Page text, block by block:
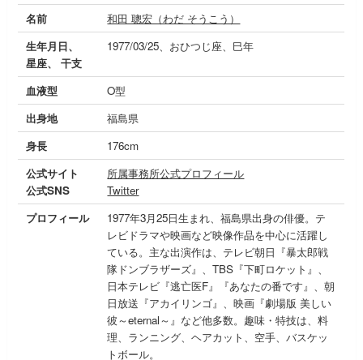
名前
和田 聰宏（わだ そうこう）
生年月日、
星座、 干支
1977/03/25、おひつじ座、巳年
血液型
O型
出身地
福島県
身長
176cm
公式サイト
公式SNS
所属事務所公式プロフィール
Twitter
プロフィール
1977年3月25日生まれ、福島県出身の俳優。テ
レビドラマや映画など映像作品を中心に活躍し
ている。主な出演作は、テレビ朝日『暴太郎戦
隊ドンブラザーズ』、TBS『下町ロケット』、
日本テレビ『逃亡医F』『あなたの番です』、朝
日放送『アカイリンゴ』、映画『劇場版 美しい
彼～eternal～』など他多数。趣味・特技は、料
理、ランニング、ヘアカット、空手、バスケッ
トボール。